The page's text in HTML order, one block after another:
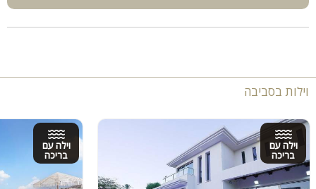
וילות בסביבה
וילה עם
בריכה
וילה עם
בריכה